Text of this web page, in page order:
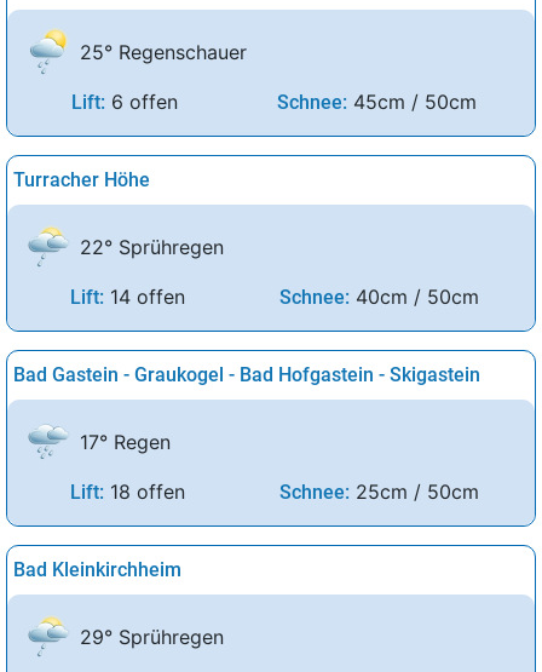
25° Regenschauer
Lift: 6 offen Schnee: 45cm / 50cm
Turracher Höhe
22° Sprühregen
Lift: 14 offen Schnee: 40cm / 50cm
Bad Gastein - Graukogel - Bad Hofgastein - Skigastein
17° Regen
Lift: 18 offen Schnee: 25cm / 50cm
Bad Kleinkirchheim
29° Sprühregen